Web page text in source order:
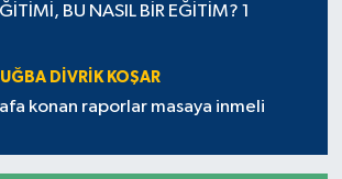
BU NASIL BİR EĞİTİM? 1
DIVRIK KOŞAR
konan raporlar masaya inmeli